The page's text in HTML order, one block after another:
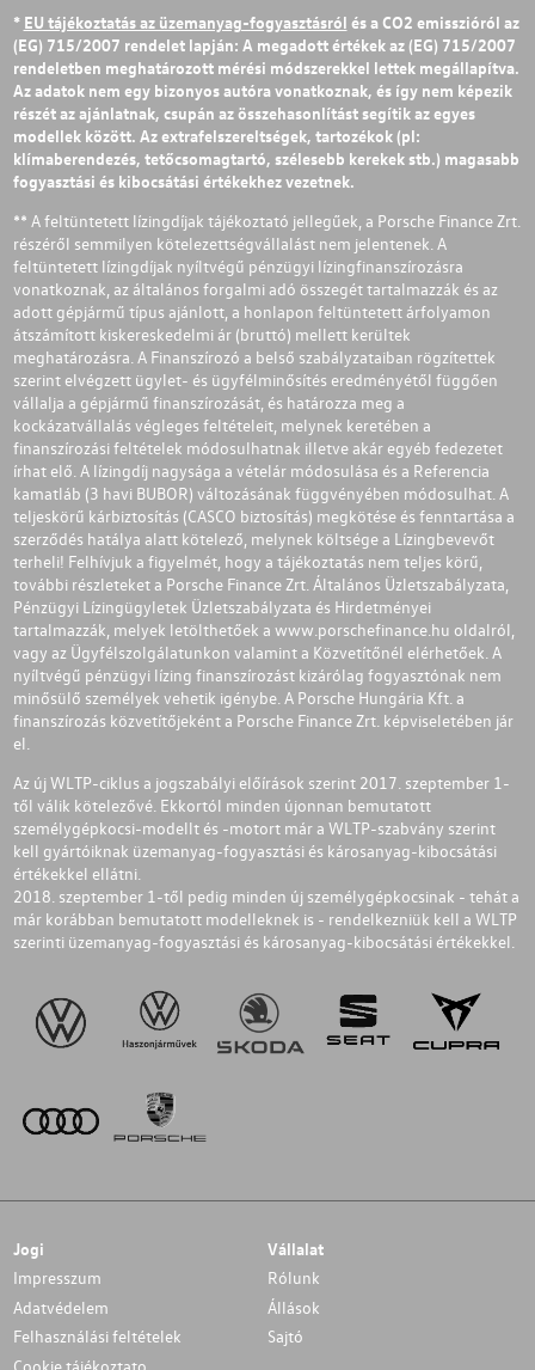
* EU tájékoztatás az üzemanyag-fogyasztásról és a CO2 emisszióról az
(EG) 715/2007 rendelet lapján: A megadott értékek az (EG) 715/2007
rendeletben meghatározott mérési módszerekkel lettek megállapítva.
Az adatok nem egy bizonyos autóra vonatkoznak, és így nem képezik
részét az ajánlatnak, csupán az összehasonlítást segítik az egyes
modellek között. Az extrafelszereltségek, tartozékok (pl:
klímaberendezés, tetőcsomagtartó, szélesebb kerekek stb.) magasabb
fogyasztási és kibocsátási értékekhez vezetnek.
** A feltüntetett lízingdíjak tájékoztató jellegűek, a Porsche Finance Zrt.
részéről semmilyen kötelezettségvállalást nem jelentenek. A
feltüntetett lízingdíjak nyíltvégű pénzügyi lízingfinanszírozásra
vonatkoznak, az általános forgalmi adó összegét tartalmazzák és az
adott gépjármű típus ajánlott, a honlapon feltüntetett árfolyamon
átszámított kiskereskedelmi ár (bruttó) mellett kerültek
meghatározásra. A Finanszírozó a belső szabályzataiban rögzítettek
szerint elvégzett ügylet- és ügyfélminősítés eredményétől függően
vállalja a gépjármű finanszírozását, és határozza meg a
kockázatvállalás végleges feltételeit, melynek keretében a
finanszírozási feltételek módosulhatnak illetve akár egyéb fedezetet
írhat elő. A lízingdíj nagysága a vételár módosulása és a Referencia
kamatláb (3 havi BUBOR) változásának függvényében módosulhat. A
teljeskörű kárbiztosítás (CASCO biztosítás) megkötése és fenntartása a
szerződés hatálya alatt kötelező, melynek költsége a Lízingbevevőt
terheli! Felhívjuk a figyelmét, hogy a tájékoztatás nem teljes körű,
további részleteket a Porsche Finance Zrt. Általános Üzletszabályzata,
Pénzügyi Lízingügyletek Üzletszabályzata és Hirdetményei
tartalmazzák, melyek letölthetőek a www.porschefinance.hu oldalról,
vagy az Ügyfélszolgálatunkon valamint a Közvetítőnél elérhetőek. A
nyíltvégű pénzügyi lízing finanszírozást kizárólag fogyasztónak nem
minősülő személyek vehetik igénybe. A Porsche Hungária Kft. a
finanszírozás közvetítőjeként a Porsche Finance Zrt. képviseletében jár
el.
Az új WLTP-ciklus a jogszabályi előírások szerint 2017. szeptember 1-
től válik kötelezővé. Ekkortól minden újonnan bemutatott
személygépkocsi-modellt és -motort már a WLTP-szabvány szerint
kell gyártóiknak üzemanyag-fogyasztási és károsanyag-kibocsátási
értékekkel ellátni.
2018. szeptember 1-től pedig minden új személygépkocsinak - tehát a
már korábban bemutatott modelleknek is - rendelkezniük kell a WLTP
szerinti üzemanyag-fogyasztási és károsanyag-kibocsátási értékekkel.
Jogi
Impresszum
Adatvédelem
Felhasználási feltételek
Vállalat
Rólunk
Állások
Sajtó